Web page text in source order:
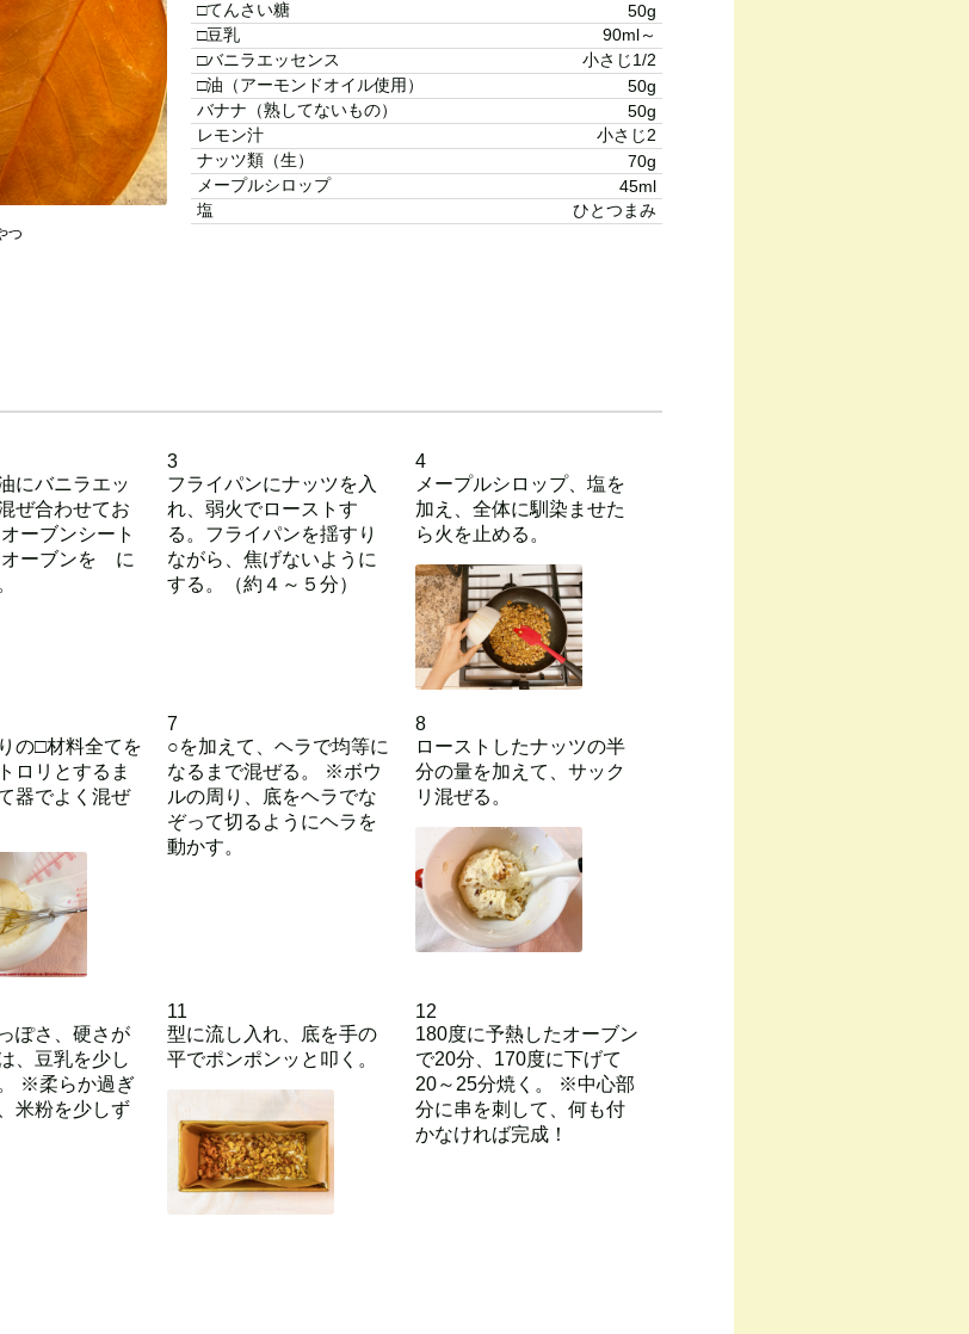
つ
□てんさい糖
50g
□豆乳
90ml～
□バニラエッセンス
小さじ1/2
□油（アーモンドオイル使用）
50g
バナナ（熟してないもの）
50g
レモン汁
小さじ2
ナッツ類（生）
70g
メープルシロップ
45ml
塩
ひとつまみ
にバニラエッ
ぜ合わせてお
ーブンシート
オーブンを に
3
フライパンにナッツを入
れ、弱火でローストす
る。フライパンを揺すり
ながら、焦げないように
する。（約４～５分）
4
メープルシロップ、塩を
加え、全体に馴染ませた
ら火を止める。
の□材料全てを
ロリとするま
器でよく混ぜ
7
○を加えて、ヘラで均等に
なるまで混ぜる。 ※ボウ
ルの周り、底をヘラでな
ぞって切るようにヘラを
動かす。
8
ローストしたナッツの半
分の量を加えて、サック
リ混ぜる。
ぽさ、硬さが
、豆乳を少し
※柔らか過ぎ
米粉を少しず
11
型に流し入れ、底を手の
平でポンポンッと叩く。
12
180度に予熱したオーブン
で20分、170度に下げて
20～25分焼く。 ※中心部
分に串を刺して、何も付
かなければ完成！